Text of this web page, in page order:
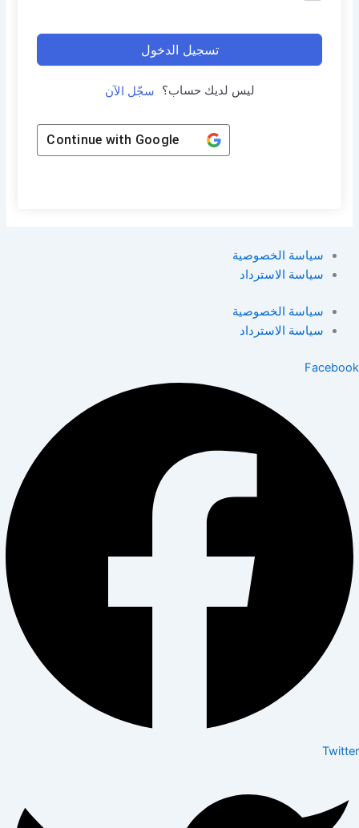
تسجيل الدخول
ليس لديك حساب؟ سجّل الآن
Continue with Google
سياسة الخصوصية
سياسة الاسترداد
سياسة الخصوصية
سياسة الاسترداد
Facebook
Twitter